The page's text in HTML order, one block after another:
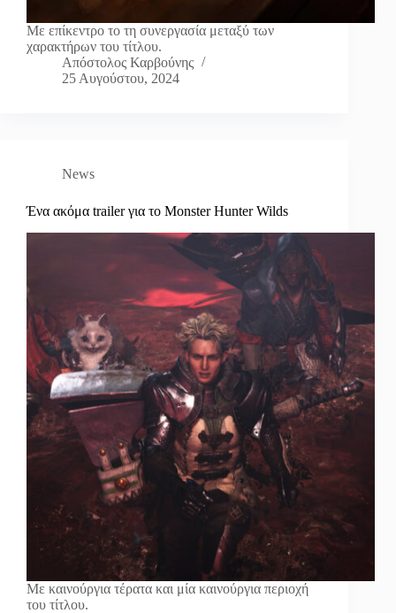
Με επίκεντρο το τη συνεργασία μεταξύ των
χαρακτήρων του τίτλου.
Απόστολος Καρβούνης
25 Αυγούστου, 2024
News
Ένα ακόμα trailer για το Monster Hunter Wilds
Με καινούργια τέρατα και μία καινούργια περιοχή
του τίτλου.